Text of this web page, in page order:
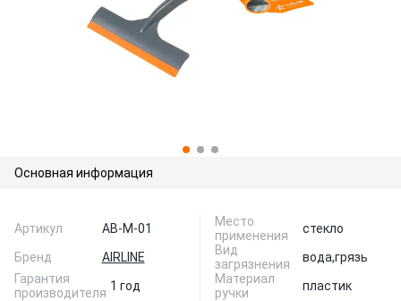
Основная информация
Артикул
AB-M-01
Бренд
AIRLINE
Гарантия
производителя 1 год
Место
применения
стекло
Вид
загрязнения
вода,грязь
Материал
ручки
пластик